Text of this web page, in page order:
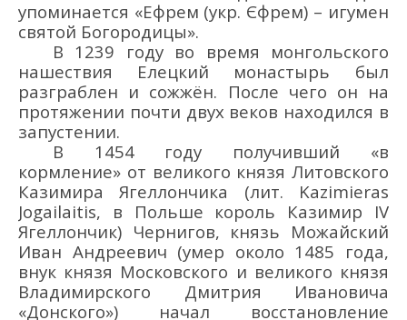
упоминается «Ефрем (укр. Єфрем) – игумен
святой Богородицы».
В 1239 году во время монгольского
нашествия
Елецкий монастырь был
разграблен и сожжён. После чего он на
протяжении почти двух веков находился в
запустении.
В 1454 году получивший «в
кормление» от великого князя Литовского
Казимира Ягеллончика (лит. Kazimieras
Jogailaitis, в Польше король Казимир IV
Ягеллончик) Чернигов, князь Можайский
Иван Андреевич (умер около 1485 года,
внук князя Московского и великого князя
Владимирского Дмитрия Ивановича
«Донского») начал восстановление